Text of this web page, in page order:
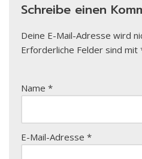
Schreibe einen
Deine E-Mail-Adresse wird
Erforderliche Felder sind mit
Name *
E-Mail-Adresse *